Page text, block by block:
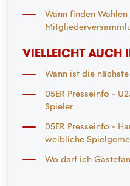
Wann finden
VIELLEICHT AUCH
Wann ist die
05ER Presseinfo -
Spieler
05ER Presseinfo -
weibliche
Wo darf ich